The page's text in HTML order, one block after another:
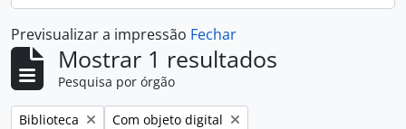
Previsualizar a impressão Fechar
Mostrar 1 resultados
Pesquisa por órgão
Remover filtro:
Biblioteca Remover filtro:
Com objeto digital